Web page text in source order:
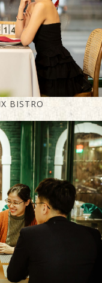
BISTRO